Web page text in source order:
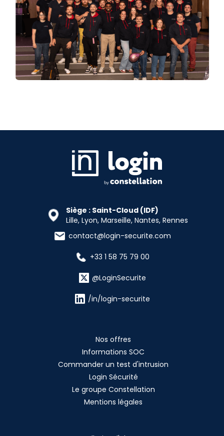
Siège : Saint-Cloud (IDF)
Lille, Lyon, Marseille, Nantes, Rennes
contact@login-securite.com
+33 1 58 75 79 00
@LoginSecurite
/in/login-securite
Nos offres
Informations SOC
Commander un test d'intrusion
Login Sécurité
Le groupe Constellation
Mentions légales